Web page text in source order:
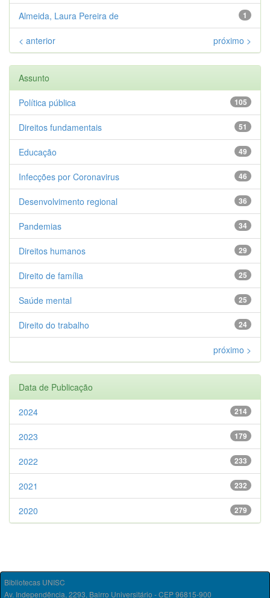
1
Almeida, Laura Pereira de
< anterior próximo >
Assunto
105
Política pública
51
Direitos fundamentais
49
Educação
46
Infecções por Coronavirus
36
Desenvolvimento regional
34
Pandemias
29
Direitos humanos
25
Direito de família
25
Saúde mental
24
Direito do trabalho
próximo >
Data de Publicação
214
2024
179
2023
233
2022
232
2021
279
2020
Bibliotecas UNISC
Av. Independência, 2293, Bairro Universitário - CEP 96815-900